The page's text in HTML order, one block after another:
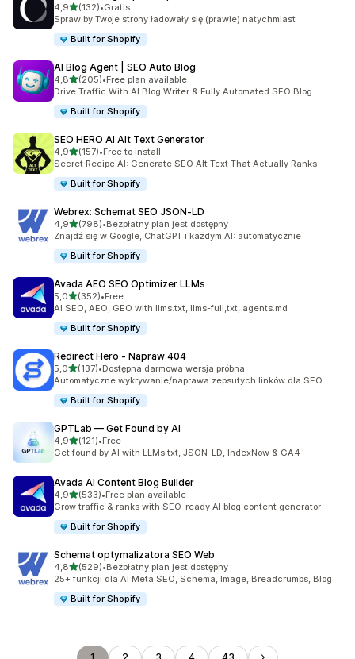
4,9na 5 gwiazdek
(132)
Łączna liczba recenzji: 132
•Gratis
Spraw by Twoje strony ładowały się (prawie) natychmiast
Built for Shopify
AI Blog Agent | SEO Auto Blog
4,8na 5 gwiazdek
(205)
Łączna liczba recenzji: 205
•Free plan available
Drive Traffic With AI Blog Writer & Fully Automated SEO Blog
Built for Shopify
SEO HERO AI Alt Text Generator
4,9na 5 gwiazdek
(157)
Łączna liczba recenzji: 157
•Free to install
Secret Recipe AI: Generate SEO Alt Text That Actually Ranks
Built for Shopify
Webrex: Schemat SEO JSON‑LD
4,9na 5 gwiazdek
(798)
Łączna liczba recenzji: 798
•Bezpłatny plan jest dostępny
Znajdź się w Google, ChatGPT i każdym AI: automatycznie
Built for Shopify
Avada AEO SEO Optimizer LLMs
5,0na 5 gwiazdek
(352)
Łączna liczba recenzji: 352
•Free
AI SEO, AEO, GEO with llms.txt, llms-full,txt, agents.md
Built for Shopify
Redirect Hero ‑ Napraw 404
5,0na 5 gwiazdek
(137)
Łączna liczba recenzji: 137
•Dostępna darmowa wersja próbna
Automatyczne wykrywanie/naprawa zepsutych linków dla SEO
Built for Shopify
GPTLab — Get Found by AI
4,9na 5 gwiazdek
(121)
Łączna liczba recenzji: 121
•Free
Get found by AI with LLMs.txt, JSON-LD, IndexNow & GA4
Avada AI Content Blog Builder
4,9na 5 gwiazdek
(533)
Łączna liczba recenzji: 533
•Free plan available
Grow traffic & ranks with SEO-ready AI blog content generator
Built for Shopify
Schemat optymalizatora SEO Web
4,8na 5 gwiazdek
(529)
Łączna liczba recenzji: 529
•Bezpłatny plan jest dostępny
25+ funkcji dla AI Meta SEO, Schema, Image, Breadcrumbs, Blog
Built for Shopify